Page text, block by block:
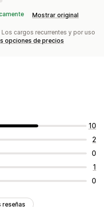
Mostrar original
cargos recurrentes y por uso
opciones de precios
10
2
0
1
0
reseñas